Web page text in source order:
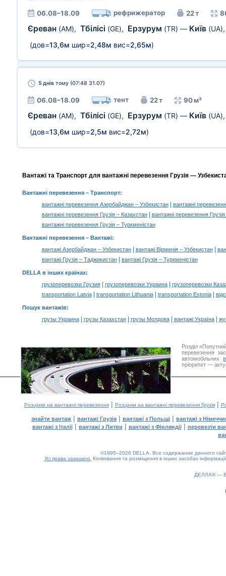
06.08–18.09 рефрижератор 22 т
Єреван (AM), Тбілісі (GE), Ерзурум (TR) — Київ (UA)
(дов=13,6м шир=2,48м вис=2,65м)
5 днів тому (07:48 31.07)
06.08–18.09 тент 22 т 90 м³
Єреван (AM), Тбілісі (GE), Ерзурум (TR) — Київ (UA)
(дов=13,6м шир=2,5м вис=2,72м)
Вантажі та Транспорт для вантажні перевезення Грузія —
Вантажні перевезення– Транспорт:
вантажні перевезення Азербайджан – Узбекистан|
вантажні
вантажні перевезення Грузія – Казахстан|
вантажні перевезення
вантажні перевезення Грузія – Туркменістан
Вантажні перевезення – Вантажі:
вантажі Азербайджан – Узбекистан| вантажі Вірменія – Узбекистан|
вантажі Грузія – Таджикистан| вантажі Грузія – Туркменістан
DELLA в інших країнах:
грузоперевозки Грузия| грузоперевозки Украина|
грузоперевозки
transportation Latvia| transportation Lithuania| transportation Estonia|
Пошук вантажів:
грузы Украина| грузы Казахстан| грузы Молдова| вантажі Україна|
Розділ
перевезення
автомобільних
пріоритет —
Розцінки на вантажні перевезення| Розцінки на вантажні перевезення Грузія|
знайти вантаж | вантажі Грузія | вантажі з Польщі | вантажі з
вантажі з Італії| вантажі з Литви | вантажі з Фінляндії| перевезти
©1995–2026 DELLA. Все содержание данного
Усі права захищені. Копіювання та розміщення в інших засобах
ДЕЛЛА® —